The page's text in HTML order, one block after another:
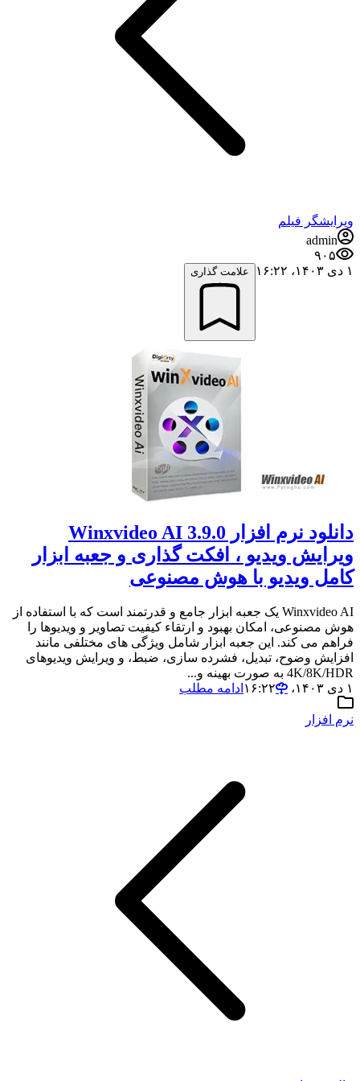
ویرایشگر فیلم
admin
۹۰۵
۱ دی ۱۴۰۳،‏ ۱۶:۲۲
علامت گذاری
دانلود نرم افزار Winxvideo AI 3.9.0
ویرایش ویدیو ، افکت گذاری و جعبه ابزار
کامل ویدیو با هوش مصنوعی
Winxvideo AI یک جعبه ابزار جامع و قدرتمند است که با استفاده از
هوش مصنوعی، امکان بهبود و ارتقاء کیفیت تصاویر و ویدیوها را
فراهم می کند. این جعبه ابزار شامل ویژگی های مختلفی مانند
افزایش وضوح، تبدیل، فشرده سازی، ضبط، و ویرایش ویدیوهای
4K/8K/HDR به صورت بهینه و...
۱ دی ۱۴۰۳،‏ ۱۶:۲۲
ادامه مطلب
نرم افزار